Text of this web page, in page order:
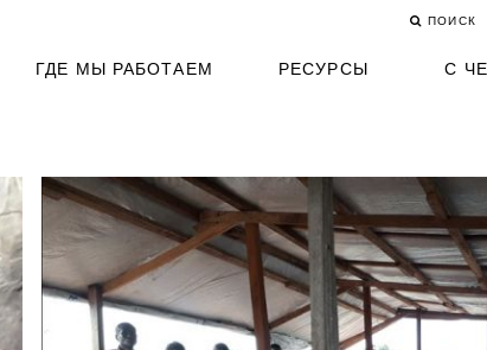
ПОИСК
ГДЕ МЫ РАБОТАЕМ РЕСУРСЫ С